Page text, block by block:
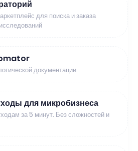
для поиска и заказа
документации
для микробизнеса
за 5 минут. Без сложностей и